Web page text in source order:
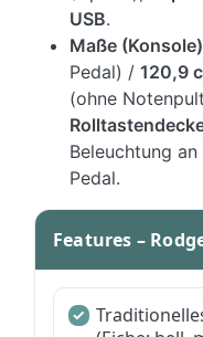
USB.
Maße
Pedal) / 120,9
(ohne
Beleuchtung
Pedal.
Features –